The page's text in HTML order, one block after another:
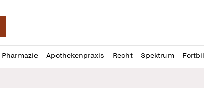
Pharmazie Apothekenpraxis Recht Spektrum